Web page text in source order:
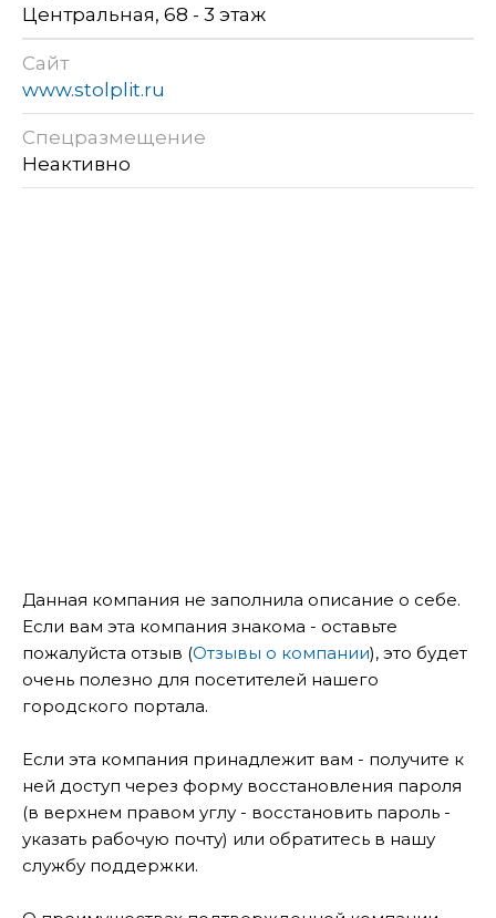
Центральная, 68 - 3 этаж
Сайт
www.stolplit.ru
Спецразмещение
Неактивно
Данная компания не заполнила описание о себе.
Если вам эта компания знакома - оставьте
пожалуйста отзыв (Отзывы о компании), это будет
очень полезно для посетителей нашего
городского портала.
Если эта компания принадлежит вам - получите к
ней доступ через форму восстановления пароля
(в верхнем правом углу - восстановить пароль -
указать рабочую почту) или обратитесь в нашу
службу поддержки.